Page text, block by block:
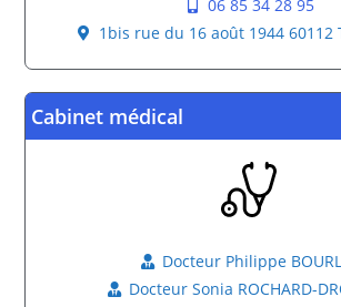
06 85 34 28 95
1bis rue du 16 août 1944 60112
Cabinet médical
Docteur Philippe
Docteur Sonia ROCHARD-